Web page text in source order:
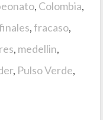
, Colombia,
,fracaso,
, medellin,
, Pulso Verde,